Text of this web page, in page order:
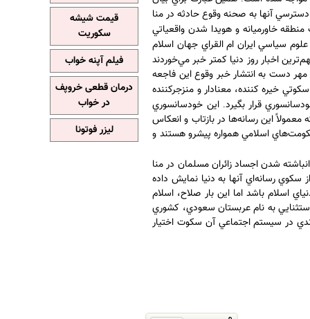
آنها به صحنه وقوع حادثه در منا
خاورميانه و هويدا شدن واقعياتي
علوم سياسي ايران ام القراي جهان اسلام
اخبار روز دنيا كمتر خبر مي‌خوردند
مهر دست به انتشار خبر وقوع اين فاجعه
سكوتي خيره كننده، معنادار و منزجركننده
قرار بگيرد.اين خودسانسوري
اين رسانه‌ها در بازتاب و انعكاس
اسلامي همواره پيشرو هستند و
شدن اجساد زائران مسلمان در منا
رسانه‌اي آنها به دنيا نمايش داده
اسلام باشد اما اين بار صلاح، اسلام
به نام عربستان سعودي، كشوري
در سيستم اجتماعي آن سكوت اختيار
قیمت شیشه
سکوریت
فیلم آپنه خواب
درمان قطعی خروپف
در خواب
لیزر فوتونا